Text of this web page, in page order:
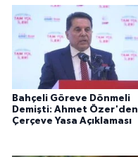
Bahçeli Göreve Dönmeli
Demişti: Ahmet Özer'den
Çerçeve Yasa Açıklaması